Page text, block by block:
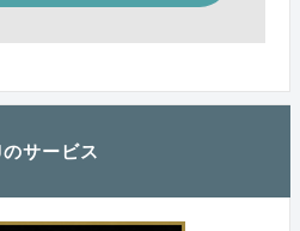
サービス